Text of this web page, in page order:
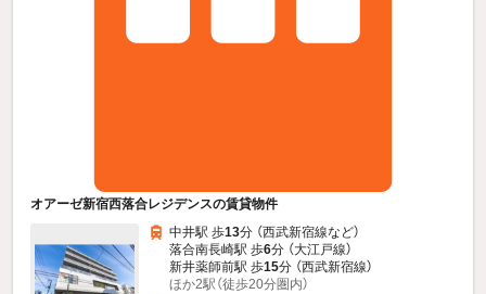
オアーゼ新宿西落合レジデンスの賃貸物件
中井駅 歩13分 （西武新宿線など）
落合南長崎駅 歩6分 （大江戸線）
新井薬師前駅 歩15分 （西武新宿線）
ほか2駅（徒歩20分圏内）